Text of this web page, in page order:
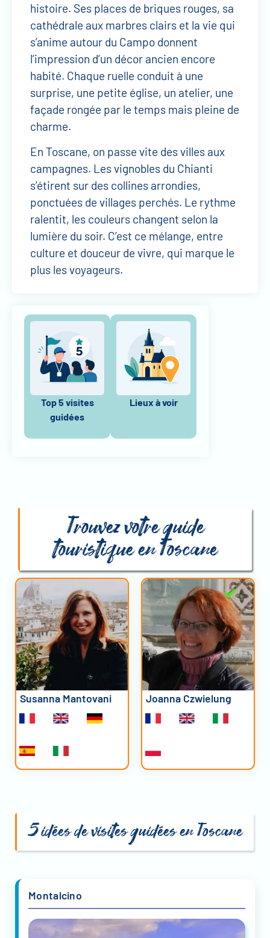
histoire. Ses places de briques rouges, sa
cathédrale aux marbres clairs et la vie qui
s’anime autour du Campo donnent
l’impression d’un décor ancien encore
habité. Chaque ruelle conduit à une
surprise, une petite église, un atelier, une
façade rongée par le temps mais pleine de
charme.
En Toscane, on passe vite des villes aux
campagnes. Les vignobles du Chianti
s’étirent sur des collines arrondies,
ponctuées de villages perchés. Le rythme
ralentit, les couleurs changent selon la
lumière du soir. C’est ce mélange, entre
culture et douceur de vivre, qui marque le
plus les voyageurs.
Top 5 visites
guidées
Lieux à voir
Trouvez votre guide
touristique en Toscane
Susanna Mantovani Joanna Czwielung
5 idées de visites guidées en Toscane
Montalcino